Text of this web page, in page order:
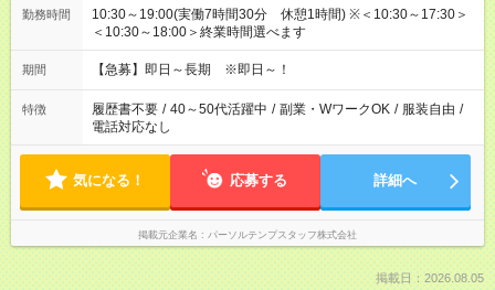
勤務時間
10:30～19:00(実働7時間30分 休憩1時間) ※＜10:30～17:30＞
＜10:30～18:00＞終業時間選べます
期間 【急募】即日～長期 ※即日～！
特徴 履歴書不要 / 40～50代活躍中 / 副業・WワークOK / 服装自由 /
電話対応なし
気になる！ 応募する 詳細へ
掲載元企業名 パーソルテンプスタッフ株式会社
掲載日：2026.08.05